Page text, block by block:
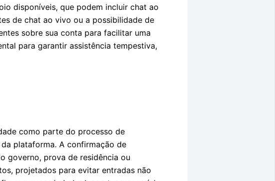
disponíveis, que podem incluir chat ao
de chat ao vivo ou a possibilidade de
sobre sua conta para facilitar uma
para garantir assistência tempestiva,
como parte do processo de
plataforma. A confirmação de
governo, prova de residência ou
projetados para evitar entradas não